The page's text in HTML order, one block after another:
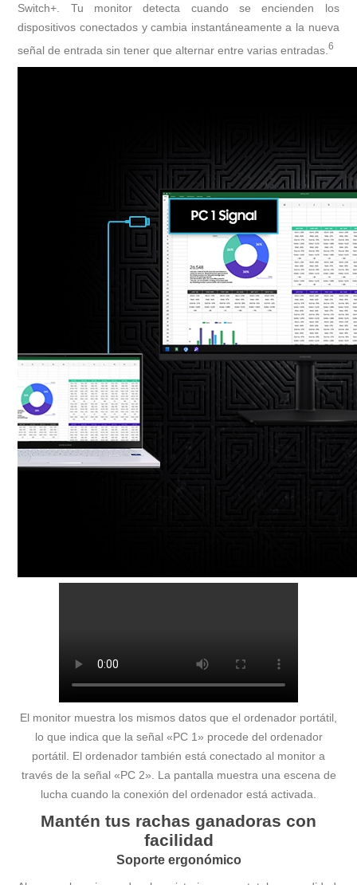
Switch+. Tu monitor detecta cuando se encienden los
dispositivos conectados y cambia instantáneamente a la nueva
señal de entrada sin tener que alternar entre varias entradas.6
El monitor muestra los mismos datos que el ordenador portátil,
lo que indica que la señal «PC 1» procede del ordenador
portátil. El ordenador también está conectado al monitor a
través de la señal «PC 2». La pantalla muestra una escena de
lucha cuando la conexión del ordenador está activada.
Mantén tus rachas ganadoras con
facilidad
Soporte ergonómico